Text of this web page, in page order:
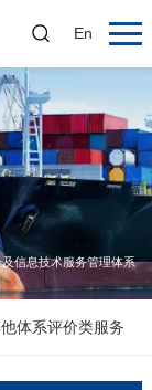
En
信息技术服务管理体系
体系评价类服务